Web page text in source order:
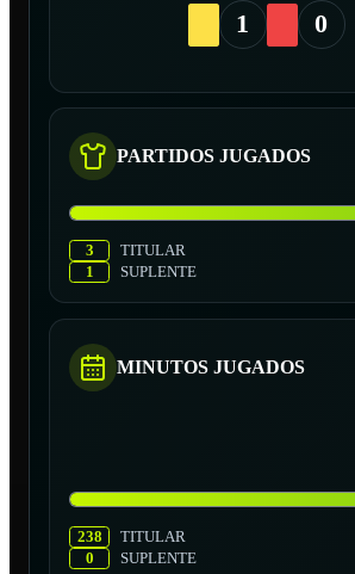
1 0
PARTIDOS JUGADOS
3
TITULAR
1
SUPLENTE
MINUTOS JUGADOS
238
TITULAR
0
SUPLENTE